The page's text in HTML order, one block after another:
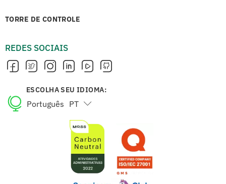
TORRE DE CONTROLE
REDES SOCIAIS
ESCOLHA SEU IDIOMA:
Português PT
English EN